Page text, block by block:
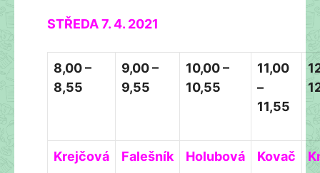
STŘEDA7.4. 2021
8,00 –
8,55
9,00 –
9,55
10,00 –
10,55
11,00
–
11,55
Krejčová Falešník Holubová Kovač